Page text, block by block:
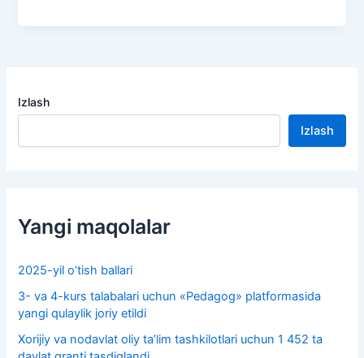
Izlash
Izlash
Yangi maqolalar
2025-yil o’tish ballari
3- va 4-kurs talabalari uchun «Pedagog» platformasida
yangi qulaylik joriy etildi
Xorijiy va nodavlat oliy taʼlim tashkilotlari uchun 1 452 ta